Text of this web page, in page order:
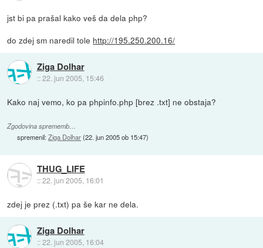
jst bi pa prašal kako veš da dela php?
do zdej sm naredil tole http://195.250.200.16/
Ziga Dolhar
::22. jun 2005, 15:46
Kako naj vemo, ko pa phpinfo.php [brez .txt] ne obstaja?
Zgodovina sprememb…
spremenil:Ziga Dolhar(22. jun 2005 ob 15:47)
THUG_LIFE
::22. jun 2005, 16:01
zdej je prez (.txt) pa še kar ne dela.
Ziga Dolhar
::22. jun 2005, 16:04